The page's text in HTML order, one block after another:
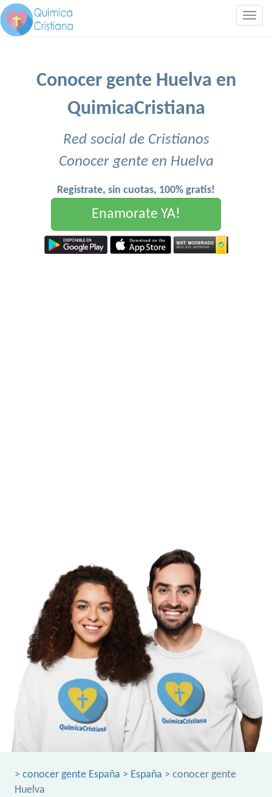
Conocer gente Huelva en
QuimicaCristiana
Red social de Cristianos
Conocer gente en Huelva
Registrate, sin cuotas, 100% gratis!
Enamorate YA!
> conocer gente España > España > conocer gente
Huelva